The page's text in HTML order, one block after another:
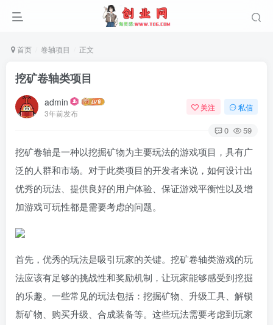
首页 卷轴项目 正文
挖矿卷轴类项目
admin
3年前发布
关注 私信
0 59
挖矿卷轴是一种以挖掘矿物为主要玩法的游戏项目，具有广
泛的人群和市场。对于此类项目的开发者来说，如何设计出
优秀的玩法、提供良好的用户体验、保证游戏平衡性以及增
加游戏可玩性都是需要考虑的问题。
首先，优秀的玩法是吸引玩家的关键。挖矿卷轴类游戏的玩
法应该有足够的挑战性和奖励机制，让玩家能够感受到挖掘
的乐趣。一些常见的玩法包括：挖掘矿物、升级工具、解锁
新矿物、购买升级、合成装备等。这些玩法需要考虑到玩家